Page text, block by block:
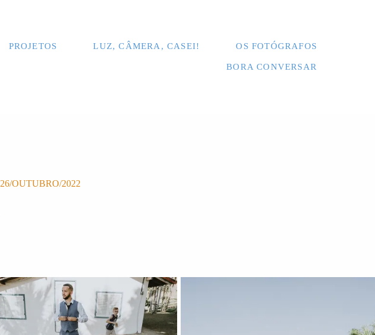
PROJETOS LUZ, CÂMERA, CASEI! OS FOTÓGRAFOS
BORA CONVERSAR
26/OUTUBRO/2022